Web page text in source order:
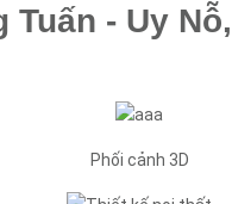
Tuấn - Uy
Phối cảnh 3D